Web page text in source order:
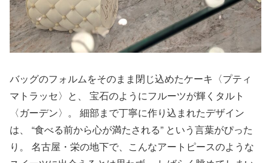
バッグのフォルムをそのまま閉じ込めたケーキ〈プティ
マトラッセ〉と、 宝石のようにフルーツが輝くタルト
〈ガーデン〉。 細部まで丁寧に作り込まれたデザイン
は、 “食べる前から心が満たされる” という言葉がぴった
り。 名古屋・栄の地下で、こんなアートピースのような